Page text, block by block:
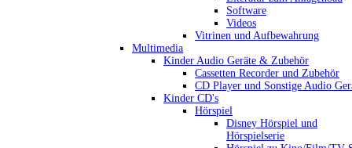
Software
Videos
Vitrinen und Aufbewahrung
Multimedia
Kinder Audio Geräte & Zubehör
Cassetten Recorder und Zubehör
CD Player und Sonstige Audio
Kinder CD's
Hörspiel
Disney Hörspiel und
Hörspielserie